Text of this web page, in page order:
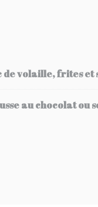
de volaille, frites et
au chocolat ou